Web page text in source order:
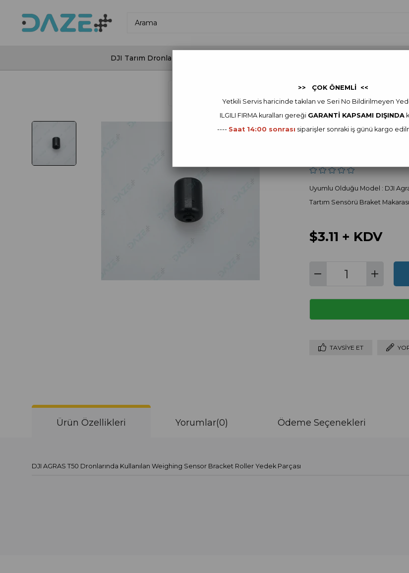
DJI Tarım Dronları
DJI Agras T50 Yedek Parça
DJI
Weighing
Uyumlu Olduğu Model : DJI
Tartım Sensörü Braket Makarası
$3.11 + KDV
TAVSIYE ET
Ürün Özellikleri Yorumlar(0) Ödeme Seçenekleri
DJI AGRAS T50 Dronlarında Kullanılan Weighing Sensor Bracket Roller Yedek Parçası
>> ÇOK ÖNEMLİ <<
Yetkili Servis haricinde takılan ve Seri No Bildirilmeyen
ILGILI FIRMA kuralları gereği GARANTİ KAPSAMI DIŞINDA
---- Saat 14:00 sonrası siparişler sonraki iş günü kargo